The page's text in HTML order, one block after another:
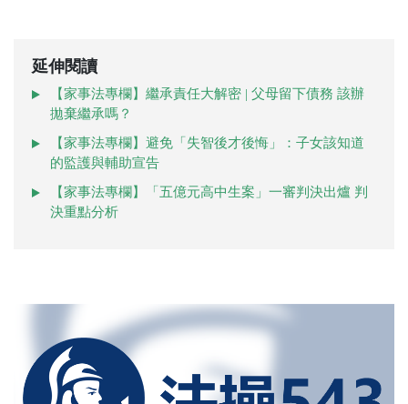
延伸閱讀
【家事法專欄】繼承責任大解密 | 父母留下債務 該辦
拋棄繼承嗎？
【家事法專欄】避免「失智後才後悔」：子女該知道
的監護與輔助宣告
【家事法專欄】「五億元高中生案」一審判決出爐 判
決重點分析